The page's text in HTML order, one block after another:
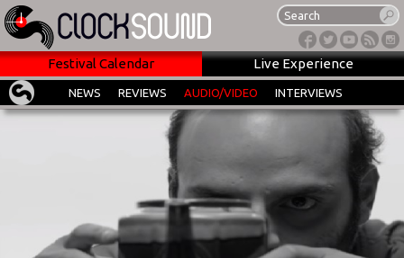
Festival Calendar Live Experience
NEWS REVIEWS AUDIO/VIDEO INTERVIEWS